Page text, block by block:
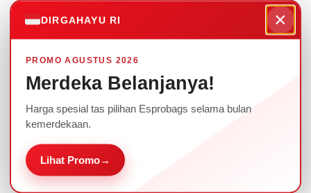
Ada beragam pilihan warna yang bisa dipilih
sesuai dengan tema, dan ditambahkan logo
sablon/bordir.
Spesifikasi Tas Ransel Kode R-778 :
Bahan : D600
Ukuran : 33 x 17 x 45
Warna : All
DIRGAHAYU RI ×
PROMO AGUSTUS 2026
Merdeka Belanjanya!
Harga spesial tas pilihan Esprobags selama bulan
kemerdekaan.
Lihat Promo→